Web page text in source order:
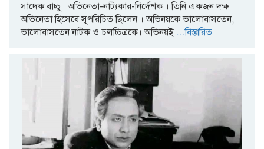
সাদেক বাচ্চু। অভিনেতা-নাট্যকার-নির্দেশক । তিনি একজন দক্ষ
অভিনেতা হিসেবে সুপরিচিত ছিলেন । অভিনয়কে ভালোবাসতেন,
ভালোবাসতেন নাটক ও চলচ্চিত্রকে। অভিনয়ই ...বিস্তারিত